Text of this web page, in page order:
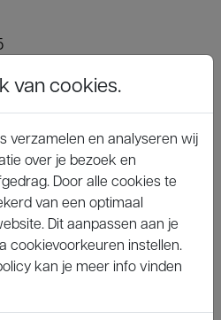
van cookies.
verzamelen en analyseren wij
over je bezoek en
Door alle cookies te
van een optimaal
Dit aanpassen aan je
cookievoorkeuren instellen.
kan je meer info vinden